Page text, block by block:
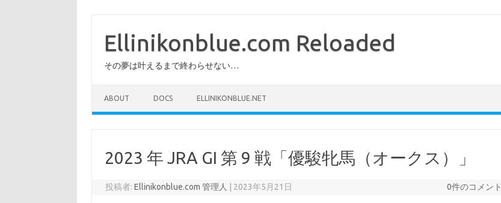
Ellinikonblue.com Reloaded
その夢は叶えるまで終わらせない…
ABOUT DOCS ELLINIKONBLUE.NET
2023 年 JRA GI 第 9 戦「優駿牝馬（オークス）」
投稿者:Ellinikonblue.com 管理人 2023年5月21日 0件のコメント